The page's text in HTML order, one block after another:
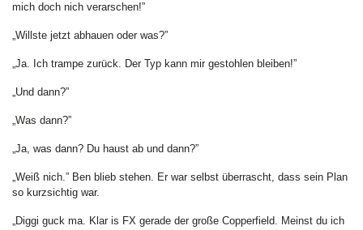
mich doch nich verarschen!”
„Willste jetzt abhauen oder was?”
„Ja. Ich trampe zurück. Der Typ kann mir gestohlen bleiben!”
„Und dann?”
„Was dann?”
„Ja, was dann? Du haust ab und dann?”
„Weiß nich.” Ben blieb stehen. Er war selbst überrascht, dass sein Plan
so kurzsichtig war.
„Diggi guck ma. Klar is FX gerade der große Copperfield. Meinst du ich